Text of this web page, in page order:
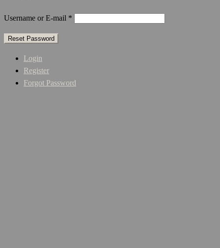
Username or E-mail *
Login
Register
Forgot Password